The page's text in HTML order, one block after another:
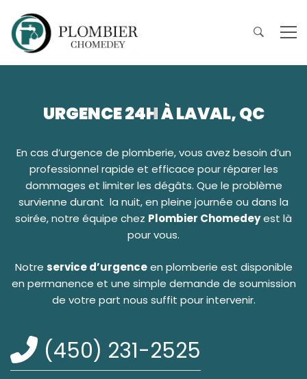
URGENCE 24H À LAVAL, QC
En cas d’urgence de plomberie, vous avez besoin d’un
professionnel rapide et efficace pour réparer les
dommages et limiter les dégâts. Que le problème
survienne durant la nuit, en pleine journée ou dans la
soirée, notre équipe chez Plombier Chomedeyest là
pour vous.
Notre service d’urgenceen plomberie est disponible
en permanence et une simple demande de soumission
de votre part nous suffit pour intervenir.
(450) 231-2525